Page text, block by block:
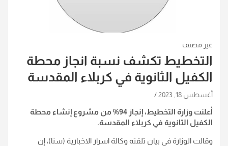
غير مصنف
التخطيط تكشف نسبة انجاز محطة
الكفيل الثانوية في كربلاء المقدسة
أغسطس 18, 2023
أعلنت وزارة التخطيط، إنجاز 94% من مشروع إنشاء محطة
الكفيل الثانوية في كربلاء المقدسة.
وقالت الوزارة في بيان تلقته وكالة اسرار الاخبارية (سنا)، إن